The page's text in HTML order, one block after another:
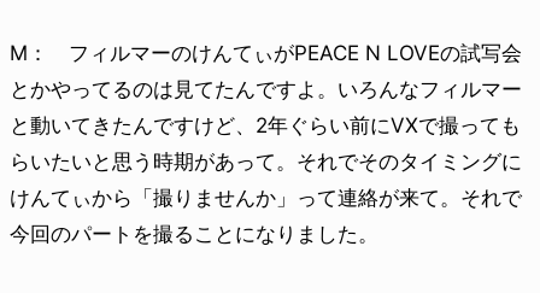
M： フィルマーのけんてぃがPEACE N LOVEの試写会
とかやってるのは見てたんですよ。いろんなフィルマー
と動いてきたんですけど、2年ぐらい前にVXで撮っても
らいたいと思う時期があって。それでそのタイミングに
けんてぃから「撮りませんか」って連絡が来て。それで
今回のパートを撮ることになりました。